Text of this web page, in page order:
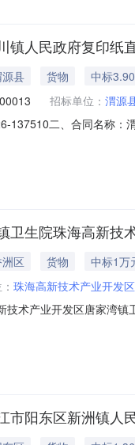
镇人民政府复印纸
县 货物
中标
招标单位： 渭源
137510二、合同名称
源县清源镇首阳路35-
卫生院珠海高新
区 货物
中标1万
珠海高新技术产业开发
技术产业开发区唐家湾
市高新技术产业开发区
市阳东区新洲镇人